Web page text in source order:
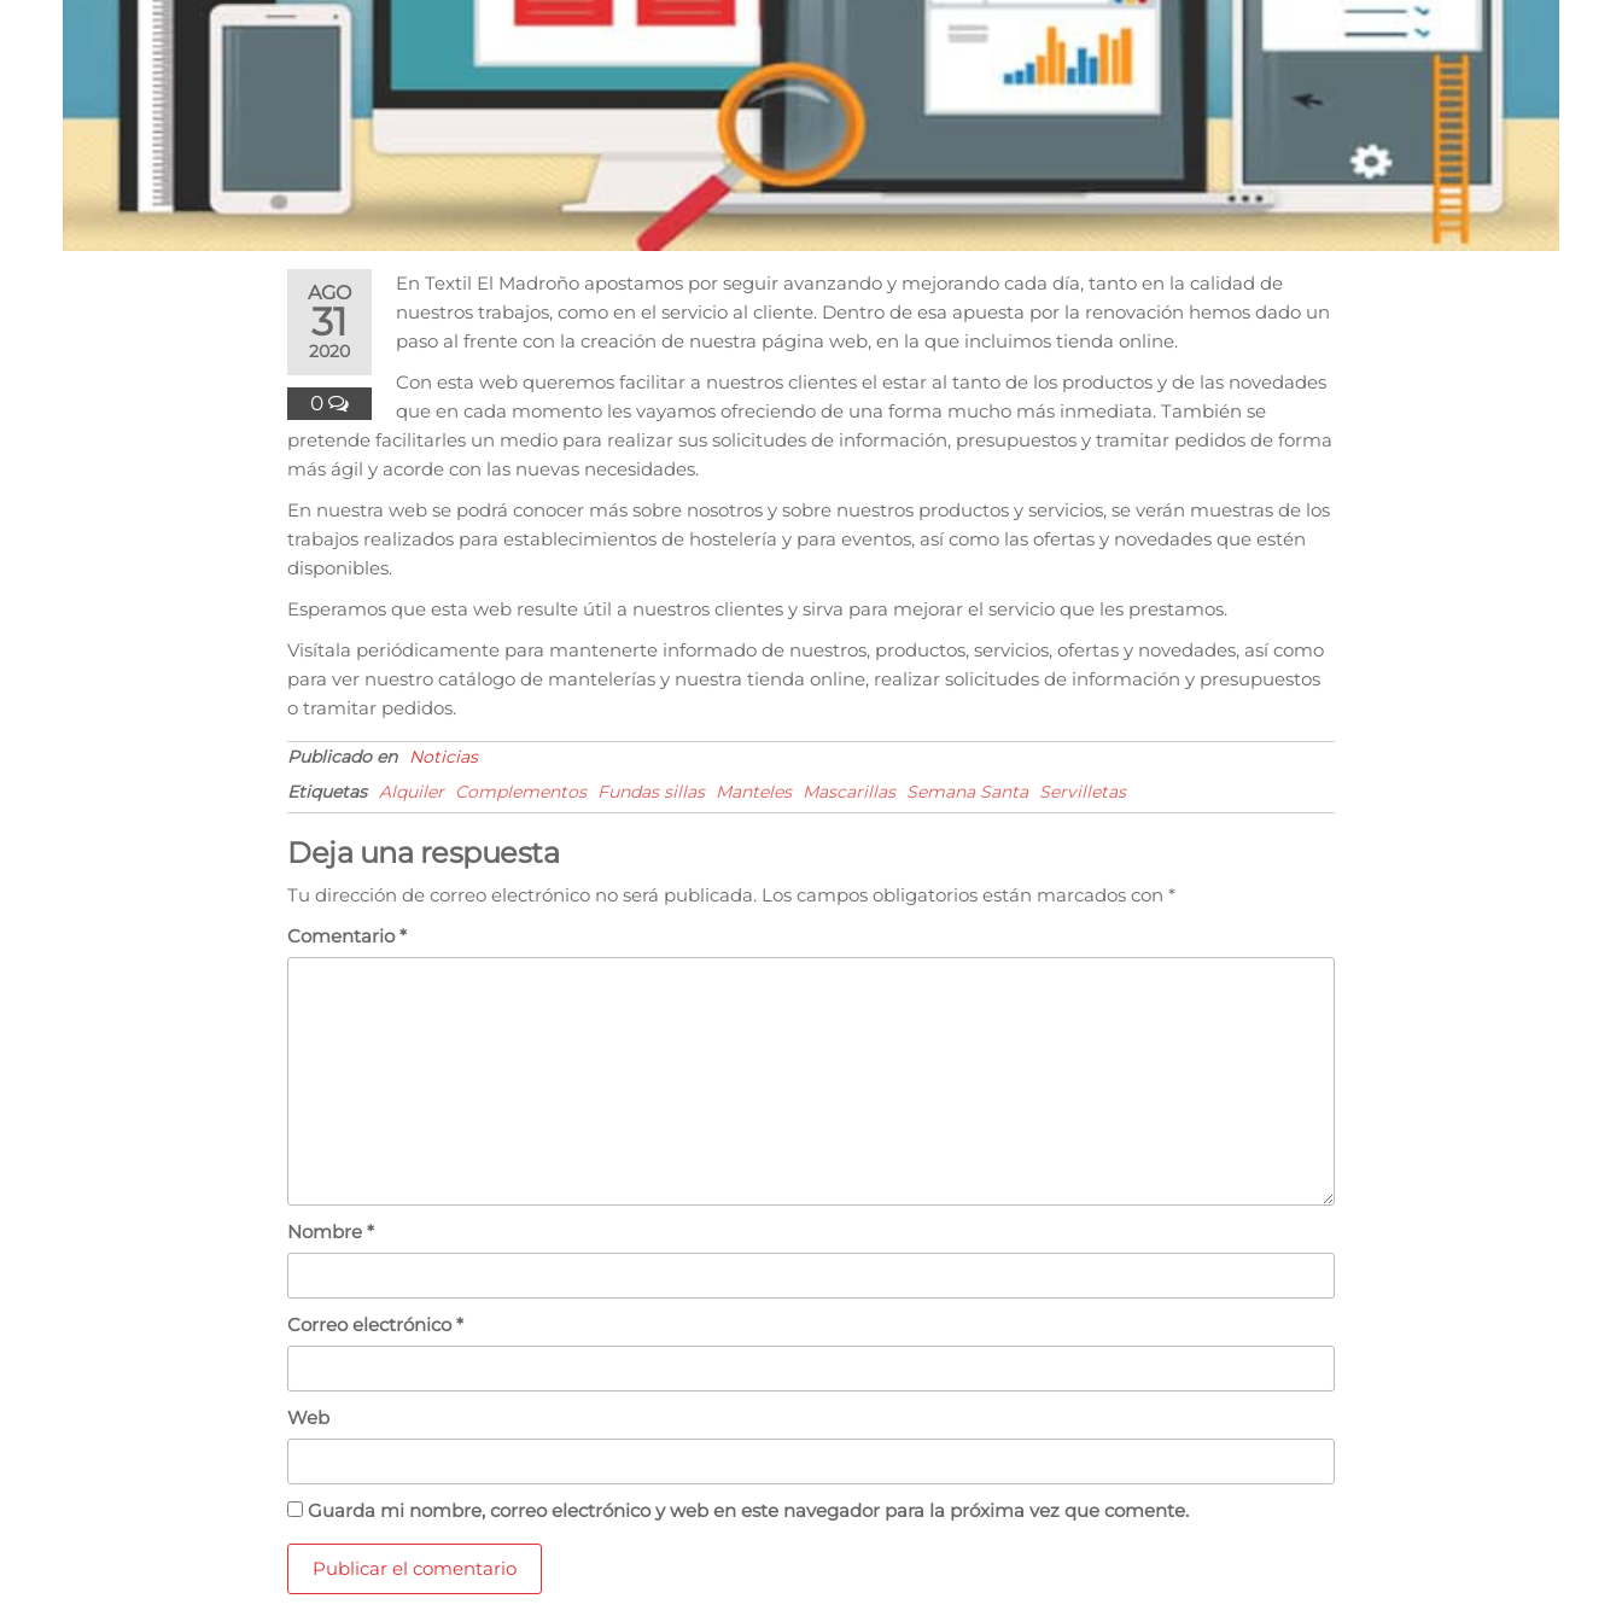
AGO
31
2020
0
En Textil El Madroño apostamos por seguir avanzando y mejorando cada día, tanto en la calidad de
nuestros trabajos, como en el servicio al cliente. Dentro de esa apuesta por la renovación hemos dado un
paso al frente con la creación de nuestra página web, en la que incluimos tienda online.
Con esta web queremos facilitar a nuestros clientes el estar al tanto de los productos y de las novedades
que en cada momento les vayamos ofreciendo de una forma mucho más inmediata. También se
pretende facilitarles un medio para realizar sus solicitudes de información, presupuestos y tramitar pedidos de forma
más ágil y acorde con las nuevas necesidades.
En nuestra web se podrá conocer más sobre nosotros y sobre nuestros productos y servicios, se verán muestras de los
trabajos realizados para establecimientos de hostelería y para eventos, así como las ofertas y novedades que estén
disponibles.
Esperamos que esta web resulte útil a nuestros clientes y sirva para mejorar el servicio que les prestamos.
Visítala periódicamente para mantenerte informado de nuestros, productos, servicios, ofertas y novedades, así como
para ver nuestro catálogo de mantelerías y nuestra tienda online, realizar solicitudes de información y presupuestos
o tramitar pedidos.
Publicado en
Noticias
Etiquetas Alquiler Complementos Fundas sillas Manteles Mascarillas Semana Santa Servilletas
Deja una respuesta
Tu dirección de correo electrónico no será publicada. Los campos obligatorios están marcados con *
Comentario*
Nombre *
Correo electrónico*
Web
Guarda mi nombre, correo electrónico y web en este navegador para la próxima vez que comente.